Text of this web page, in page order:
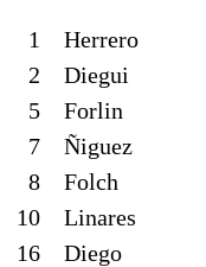
1
Herrero
2
Diegui
5
Forlin
7
Ñiguez
8
Folch
10
Linares
16
Diego